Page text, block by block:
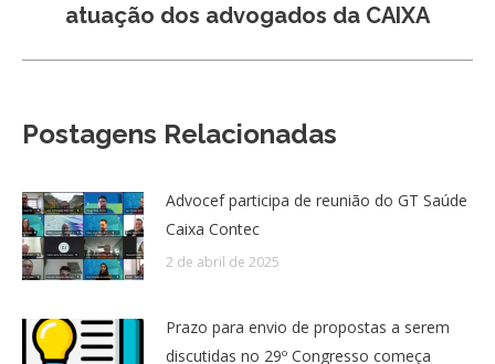
post:
atuação dos advogados da CAIXA
Postagens Relacionadas
Advocef participa de reunião do GT Saúde
Caixa Contec
2 de abril de 2025
Prazo para envio de propostas a serem
discutidas no 29º Congresso começa